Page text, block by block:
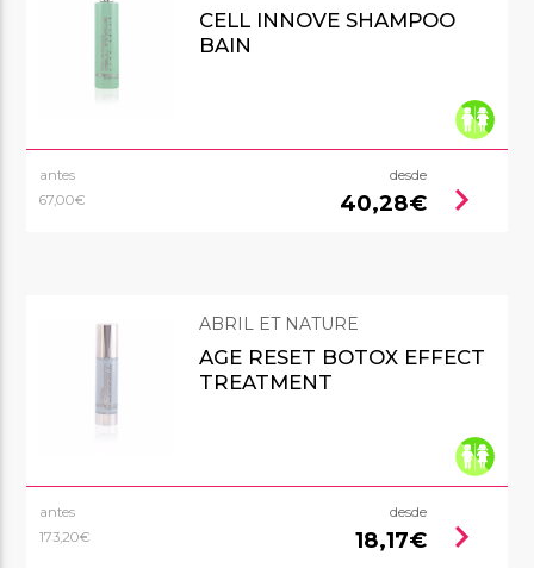
CELL INNOVE SHAMPOO
BAIN
antes
67,00€
desde
40,28€ chevron_right
ABRIL ET NATURE
AGE RESET BOTOX EFFECT
TREATMENT
antes
173,20€
desde
18,17€ chevron_right